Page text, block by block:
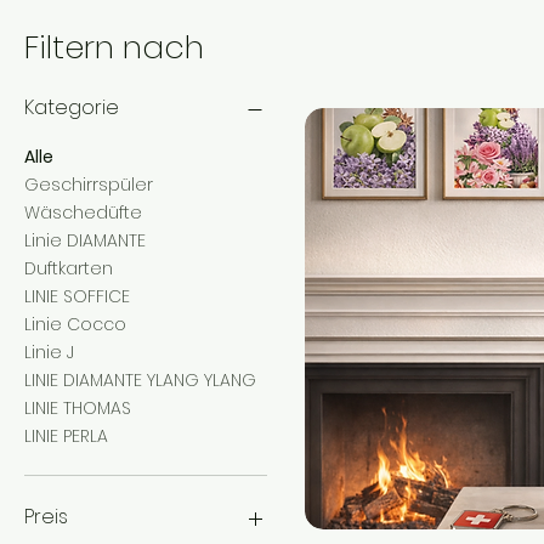
Filtern nach
Kategorie
Alle
Geschirrspüler
Wäschedüfte
Linie DIAMANTE
Duftkarten
LINIE SOFFICE
Linie Cocco
Linie J
LINIE DIAMANTE YLANG YLANG
LINIE THOMAS
LINIE PERLA
Preis